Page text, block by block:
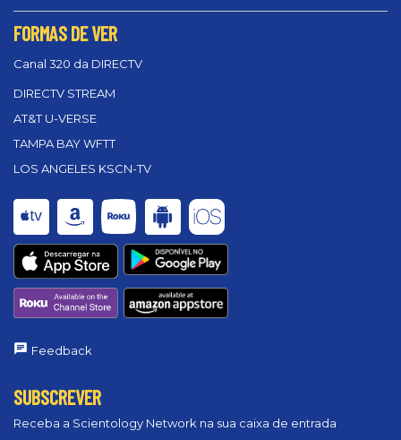
FORMAS DE VER
Canal 320 da DIRECTV
DIRECTV STREAM
AT&T U-VERSE
TAMPA BAY WFTT
LOS ANGELES KSCN-TV
Feedback
SUBSCREVER
Receba a Scientology Network na sua caixa de entrada